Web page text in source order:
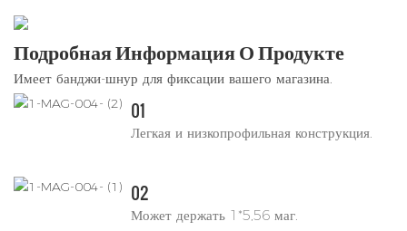
Подробная Информация О Продукте
Имеет банджи-шнур для фиксации вашего магазина.
01
Легкая и низкопрофильная конструкция.
02
Может держать 1*5,56 маг.